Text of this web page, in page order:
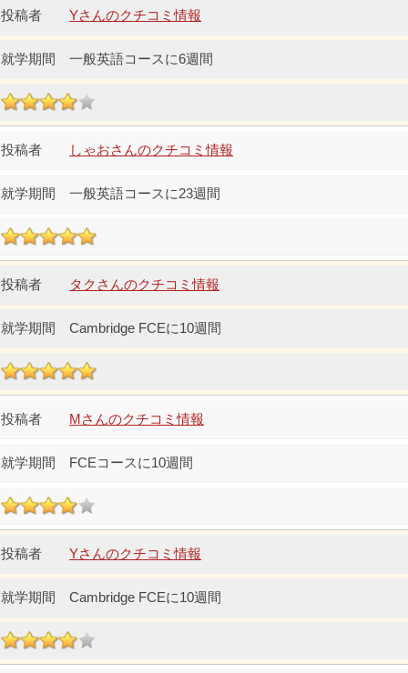
Yさんのクチコミ情報
一般英語コースに6週間
しゃおさんのクチコミ情報
一般英語コースに23週間
タクさんのクチコミ情報
Cambridge FCEに10週間
Mさんのクチコミ情報
FCEコースに10週間
Yさんのクチコミ情報
Cambridge FCEに10週間